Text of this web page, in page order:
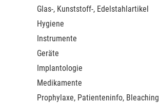
Glas-, Kunststoff-, Edelstahlartikel
Hygiene
Instrumente
Geräte
Implantologie
Medikamente
Prophylaxe, Patienteninfo, Bleaching